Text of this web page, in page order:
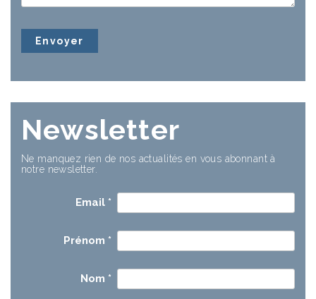
Newsletter
Ne manquez rien de nos actualités en vous abonnant à
notre newsletter.
Email *
Prénom *
Nom *